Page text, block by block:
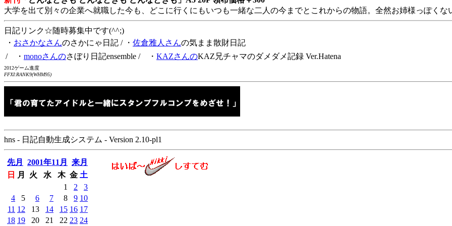
大学を出て別々の企業へ就職した今も、どこに行くにもいつも一緒な二人の今までとこれからの物語。全然お姉様っぽくな
日記リンク☆随時募集中です(^^;)
・ おさかなさんのさかにゃ日記 / ・ 佐倉雅人さんの気まま散財日記
/ ・ monoさんのさぼり日記ensemble / ・ KAZさんのKAZ兄チャマのダメダメ記録 Ver.Hatena
2012ゲーム進度
FFXI:RANK9(WHM95)
hns - 日記自動生成システム - Version 2.10-pl1
先月 2001年11月
来月
日
月 火 水 木 金 土
1
2
3
4
5 6 7 8 9 10
11 12 13 14 15 16 17
18 19 20 21 22 23 24